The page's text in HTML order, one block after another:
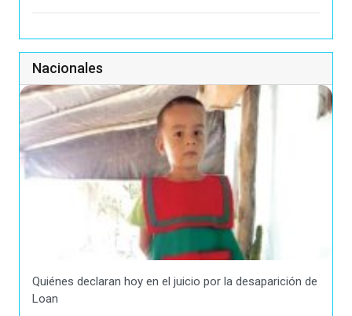
Nacionales
Quiénes declaran hoy en el juicio por la desaparición de
Loan